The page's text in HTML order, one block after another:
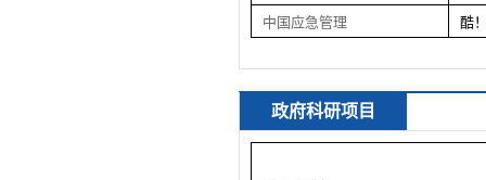
中国应急管理
酷
政府科研项目